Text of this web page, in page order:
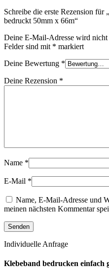
Schreibe die erste Rezension
bedruckt 50mm x 66m“
Deine E-Mail-Adresse wird
Felder sind mit * markiert
Deine Bewertung *
Deine Rezension *
Name *
E-Mail *
Name, E-Mail-Adresse und
meinen nächsten Kommentar
Individuelle Anfrage
Klebeband bedrucken einfach